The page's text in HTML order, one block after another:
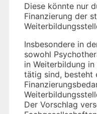
Diese könnte nur
Finanzierung der
Insbesondere in
sowohl
in Weiterbildung
tätig sind, besteht
Der Vorschlag